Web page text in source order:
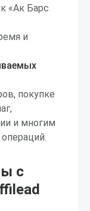
«Ак Барс
и
покупке
и многим
с